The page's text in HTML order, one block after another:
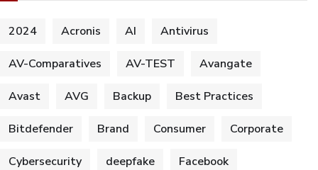
2024 Acronis AI Antivirus
AV-Comparatives AV-TEST Avangate
Avast AVG Backup Best Practices
Bitdefender Brand Consumer Corporate
Cybersecurity deepfake Facebook